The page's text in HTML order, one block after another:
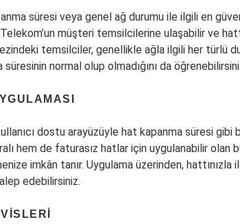
süresi veya genel ağ durumu ile ilgili en
müşteri temsilcilerine ulaşabilir ve
temsilciler, genellikle ağla ilgili her türlü
normal olup olmadığını da
dostu arayüzüyle hat kapanma süresi
hem de faturasız hatlar için uygulanabilir olan
imkân tanır. Uygulama üzerinden, hattınızla
edebilirsiniz.